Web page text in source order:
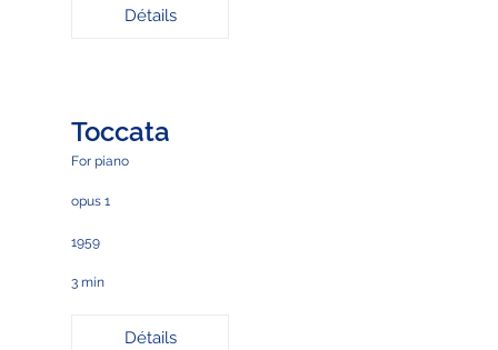
Détails
Toccata
For piano
opus 1
1959
3 min
Détails